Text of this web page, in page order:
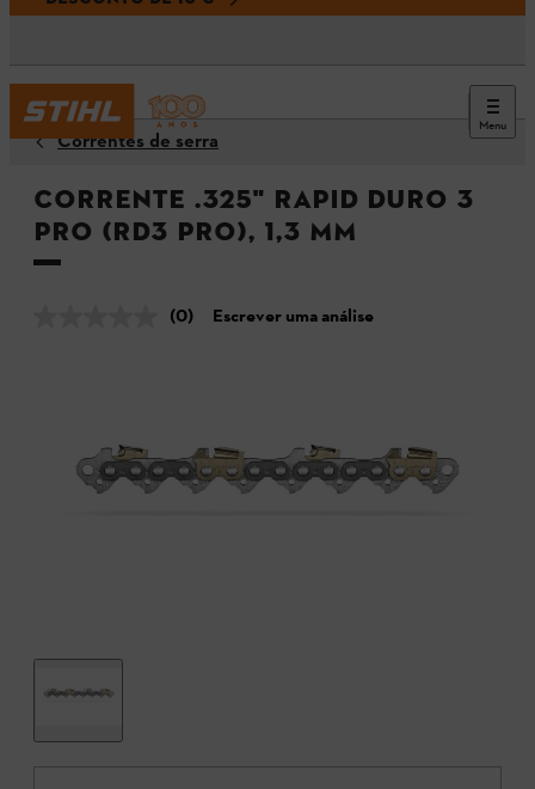
Menu
Correntes de serra
Corrente .325" Rapid Duro 3
Pro (RD3 Pro), 1,3 mm
(0) Escrever uma análise